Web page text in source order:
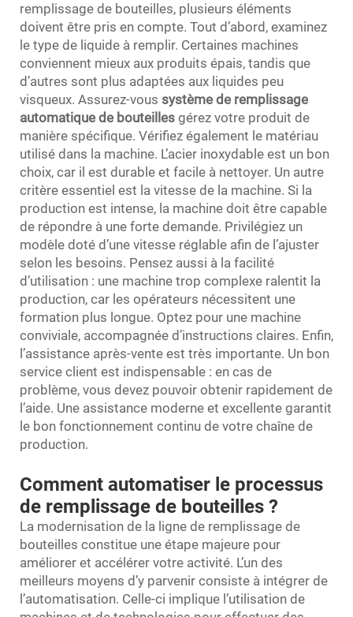
remplissage de bouteilles, plusieurs éléments
doivent être pris en compte. Tout d’abord, examinez
le type de liquide à remplir. Certaines machines
conviennent mieux aux produits épais, tandis que
d’autres sont plus adaptées aux liquides peu
visqueux. Assurez-vous système de remplissage
automatique de bouteilles gérez votre produit de
manière spécifique. Vérifiez également le matériau
utilisé dans la machine. L’acier inoxydable est un bon
choix, car il est durable et facile à nettoyer. Un autre
critère essentiel est la vitesse de la machine. Si la
production est intense, la machine doit être capable
de répondre à une forte demande. Privilégiez un
modèle doté d’une vitesse réglable afin de l’ajuster
selon les besoins. Pensez aussi à la facilité
d’utilisation : une machine trop complexe ralentit la
production, car les opérateurs nécessitent une
formation plus longue. Optez pour une machine
conviviale, accompagnée d’instructions claires. Enfin,
l’assistance après-vente est très importante. Un bon
service client est indispensable : en cas de
problème, vous devez pouvoir obtenir rapidement de
l’aide. Une assistance moderne et excellente garantit
le bon fonctionnement continu de votre chaîne de
production.
Comment automatiser le processus
de remplissage de bouteilles ?
La modernisation de la ligne de remplissage de
bouteilles constitue une étape majeure pour
améliorer et accélérer votre activité. L’un des
meilleurs moyens d’y parvenir consiste à intégrer de
l’automatisation. Celle-ci implique l’utilisation de